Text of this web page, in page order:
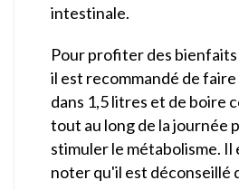
intestinale.
Pour profiter des
il est recommandé de
dans 1,5 litres et de boire
tout au long de la journée
stimuler le métabolisme.
noter qu'il est déconseillé